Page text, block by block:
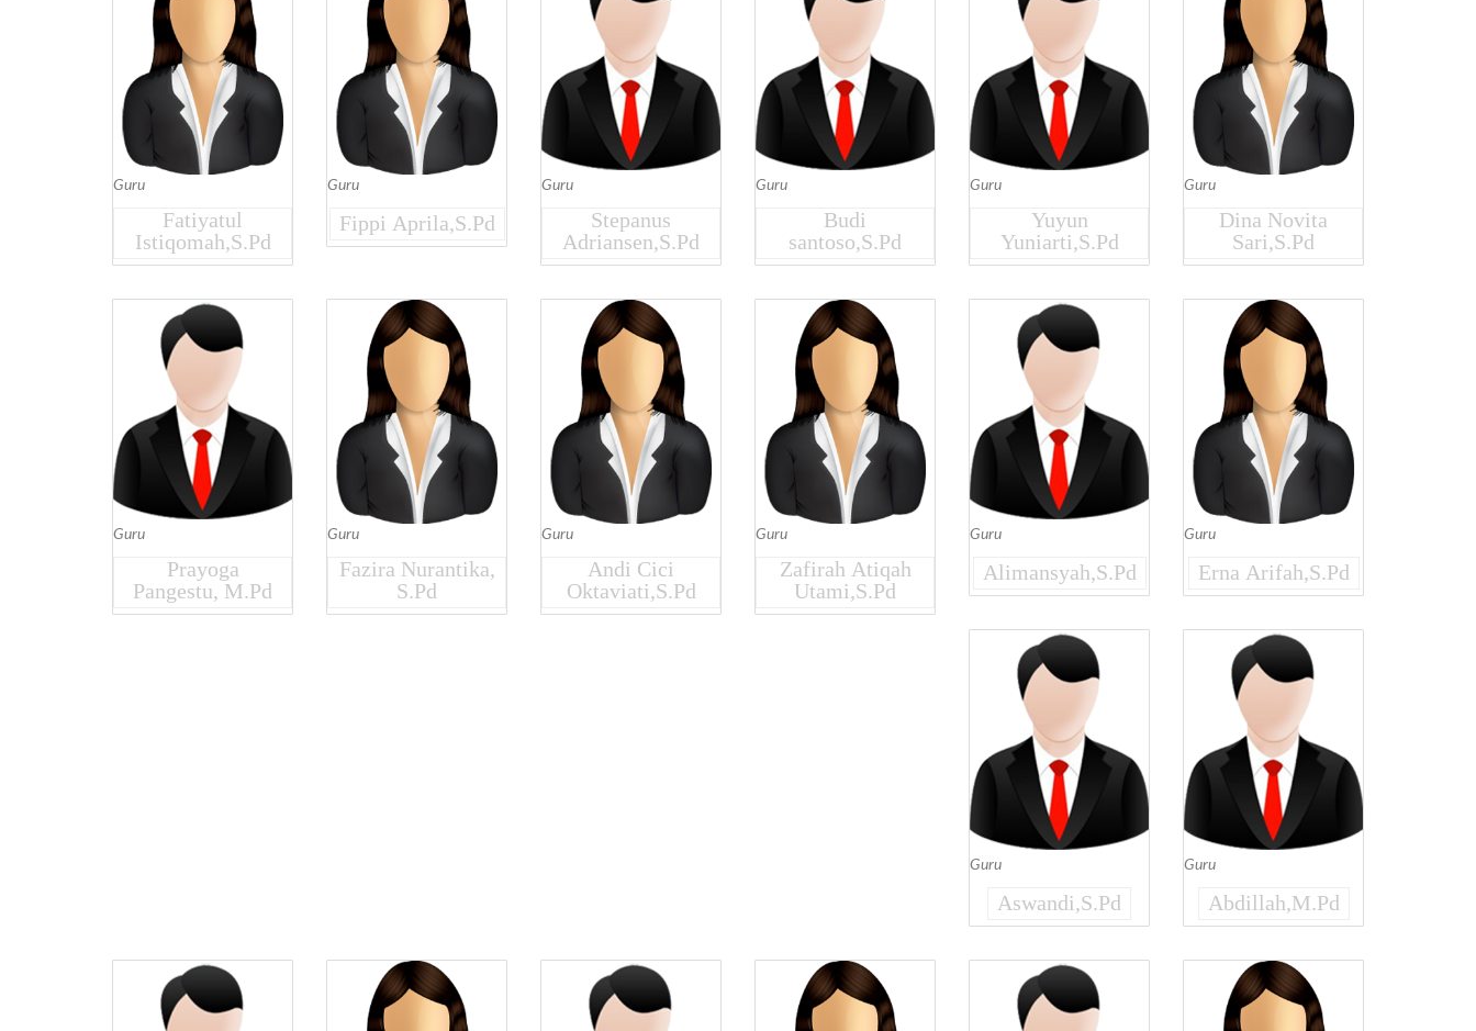
Guru
Fatiyatul
Istiqomah,S.Pd
Guru
Fippi Aprila,S.Pd
Guru
Stepanus
Adriansen,S.Pd
Guru
Budi
santoso,S.Pd
Guru
Yuyun
Yuniarti,S.Pd
Guru
Dina Novita
Sari,S.Pd
Guru
Prayoga
Pangestu, M.Pd
Guru
Fazira Nurantika,
S.Pd
Guru
Andi Cici
Oktaviati,S.Pd
Guru
Zafirah Atiqah
Utami,S.Pd
Guru
Alimansyah,S.Pd
Guru
Erna Arifah,S.Pd
Guru
Aswandi,S.Pd
Guru
Abdillah,M.Pd